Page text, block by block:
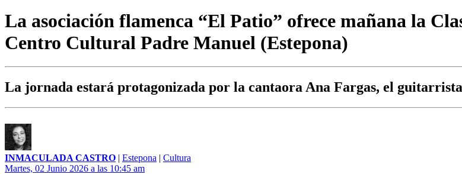
La asociación flamenca “El Patio” ofrece mañana la
Centro Cultural Padre Manuel (Estepona)
La jornada estará protagonizada por la cantaora Ana Fargas, el
INMACULADA CASTRO | Estepona | Cultura
Martes, 02 Junio 2026 a las 10:45 am